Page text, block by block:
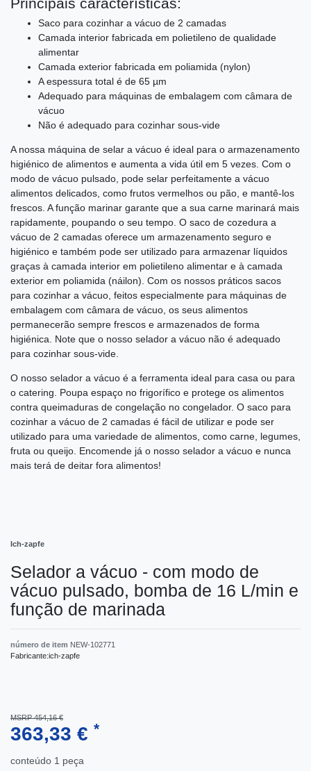
Principais características:
Saco para cozinhar a vácuo de 2 camadas
Camada interior fabricada em polietileno de qualidade
alimentar
Camada exterior fabricada em poliamida (nylon)
A espessura total é de 65 µm
Adequado para máquinas de embalagem com câmara de
vácuo
Não é adequado para cozinhar sous-vide
A nossa máquina de selar a vácuo é ideal para o armazenamento
higiénico de alimentos e aumenta a vida útil em 5 vezes. Com o
modo de vácuo pulsado, pode selar perfeitamente a vácuo
alimentos delicados, como frutos vermelhos ou pão, e mantê-los
frescos. A função marinar garante que a sua carne marinará mais
rapidamente, poupando o seu tempo. O saco de cozedura a
vácuo de 2 camadas oferece um armazenamento seguro e
higiénico e também pode ser utilizado para armazenar líquidos
graças à camada interior em polietileno alimentar e à camada
exterior em poliamida (náilon). Com os nossos práticos sacos
para cozinhar a vácuo, feitos especialmente para máquinas de
embalagem com câmara de vácuo, os seus alimentos
permanecerão sempre frescos e armazenados de forma
higiénica. Note que o nosso selador a vácuo não é adequado
para cozinhar sous-vide.
O nosso selador a vácuo é a ferramenta ideal para casa ou para
o catering. Poupa espaço no frigorífico e protege os alimentos
contra queimaduras de congelação no congelador. O saco para
cozinhar a vácuo de 2 camadas é fácil de utilizar e pode ser
utilizado para uma variedade de alimentos, como carne, legumes,
fruta ou queijo. Encomende já o nosso selador a vácuo e nunca
mais terá de deitar fora alimentos!
Ich-zapfe
Selador a vácuo - com modo de
vácuo pulsado, bomba de 16 L/min e
função de marinada
número de item NEW-102771
Fabricante:ich-zapfe
MSRP 454,16 €
363,33 € *
conteúdo 1 peça